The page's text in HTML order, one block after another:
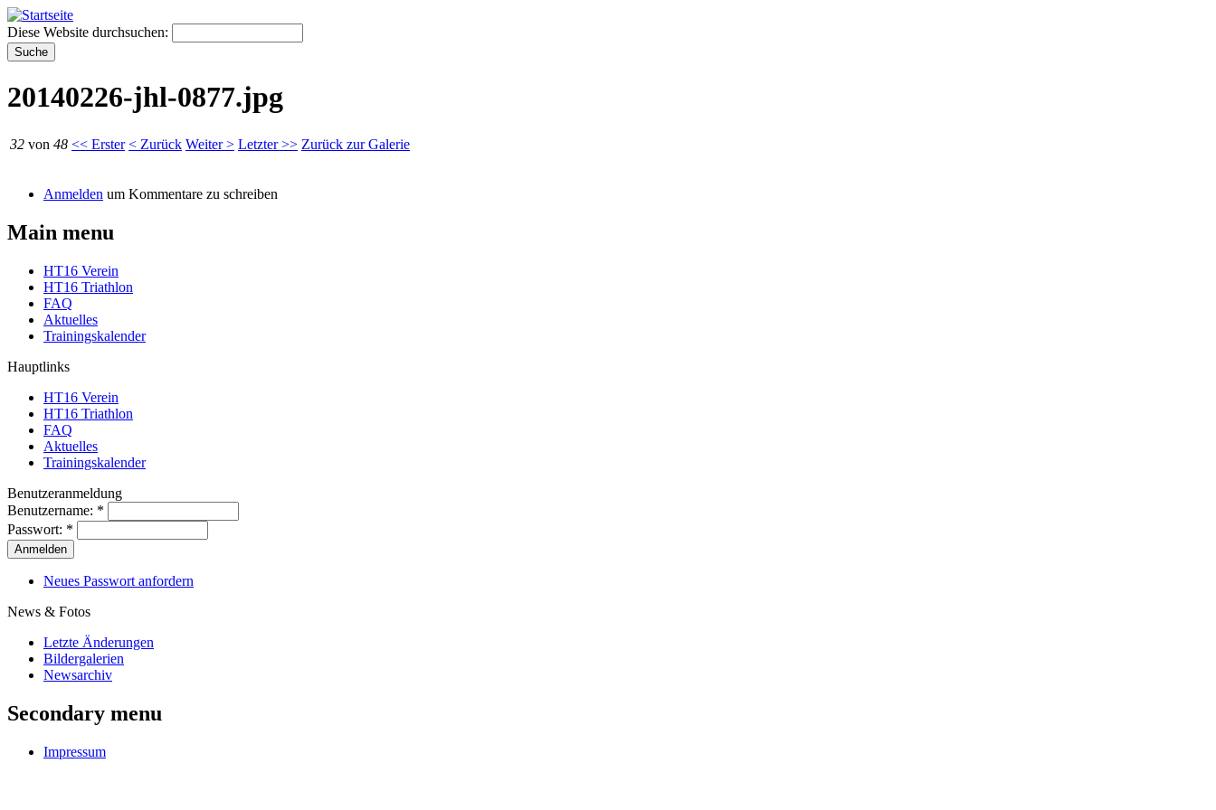
Diese Website durchsuchen:
20140226-jhl-0877.jpg
32 von 48 << Erster < Zurück Weiter > Letzter >> Zurück zur Galerie
Anmelden um Kommentare zu schreiben
Main menu
HT16 Verein
HT16 Triathlon
FAQ
Aktuelles
Trainingskalender
Hauptlinks
HT16 Verein
HT16 Triathlon
FAQ
Aktuelles
Trainingskalender
Benutzeranmeldung
Benutzername: *
Passwort: *
Neues Passwort anfordern
News & Fotos
Letzte Änderungen
Bildergalerien
Newsarchiv
Secondary menu
Impressum